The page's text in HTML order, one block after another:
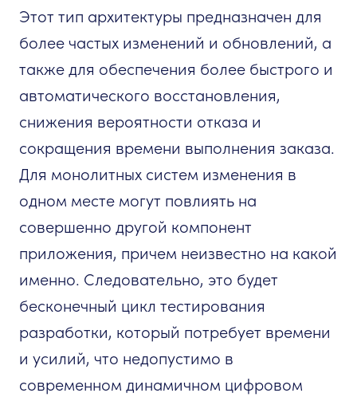
Этот тип архитектуры предназначен для
более частых изменений и обновлений, а
также для обеспечения более быстрого и
автоматического восстановления,
снижения вероятности отказа и
сокращения времени выполнения заказа.
Для монолитных систем изменения в
одном месте могут повлиять на
совершенно другой компонент
приложения, причем неизвестно на какой
именно. Следовательно, это будет
бесконечный цикл тестирования
разработки, который потребует времени
и усилий, что недопустимо в
современном динамичном цифровом